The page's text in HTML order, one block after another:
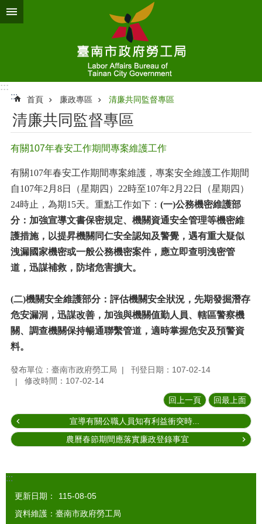
跳到主要內容區塊
:::
:::
首頁 廉政專區 清廉共同監督專區
清廉共同監督專區
有關107年春安工作期間專案維護工作
有關107年春安工作期間專案維護，專案安全維護工作期間
自107年2 月 8日（星期四） 22時至107年2 月 22 日（星期四）
24時止，為期15天。重點工作如下： (一)公務機密維護部
分：加強宣導文書保密規定、機關資通安全管理等機密維
護措施，以提昇機關同仁安全認知及警覺，遇有重大疑似
洩漏國家機密或一般公務機密案件，應立即查明洩密管
道，迅謀補救，防堵危害擴大。
(二)機關安全維護部分：評估機關安全狀況，先期發掘潛存
危安漏洞，迅謀改善，加強與機關值勤人員、轄區警察機
關、調查機關保持暢通聯繫管道，適時掌握危安及預警資
料。
發布單位：臺南市政府勞工局
刊登日期：107-02-14
修改時間：107-02-14
回上一頁 回最上面
宣導有關公職人員知有利益衝突時...
農曆春節期間應落實廉政登錄事宜
:::
更新日期：
115-08-05
資料維護：臺南市政府勞工局